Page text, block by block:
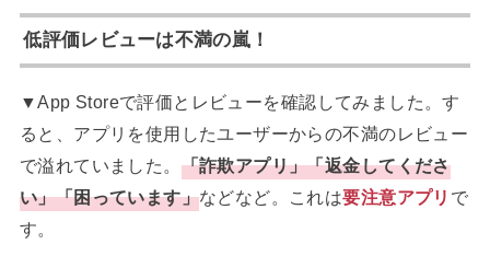
低評価レビューは不満の嵐！
▼App Storeで評価とレビューを確認してみました。す
ると、アプリを使用したユーザーからの不満のレビュー
で溢れていました。 「詐欺アプリ」「返金してくださ
い」「困っています」などなど。これは要注意アプリ で
す。